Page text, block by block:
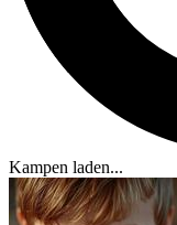
Kampen laden...